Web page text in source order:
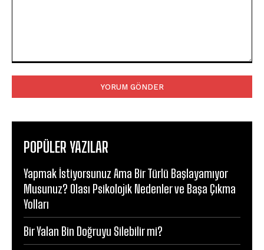
POPÜLER YAZILAR
Yapmak İstiyorsunuz Ama Bir Türlü Başlayamıyor
Musunuz? Olası Psikolojik Nedenler ve Başa Çıkma
Yolları
Bir Yalan Bin Doğruyu Silebilir mi?